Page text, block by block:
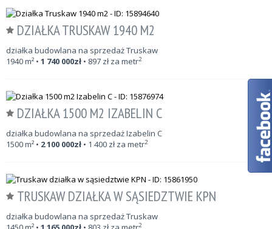
DZIAŁKA TRUSKAW 1940 M2
działka budowlana na sprzedaż Truskaw
1940m² • 1 740 000zł • 897 zł za metr2
DZIAŁKA 1500 M2 IZABELIN C
działka budowlana na sprzedaż Izabelin C
1500m² • 2 100 000zł • 1 400 zł za metr2
TRUSKAW DZIAŁKA W SĄSIEDZTWIE KPN
działka budowlana na sprzedaż Truskaw
2